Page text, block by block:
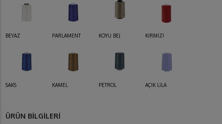
BEYAZ PARLAMENT KOYU BEJ KIRMIZI
SAKS KAMEL PETROL AÇIK LİLA
ÜRÜN BİLGİLERİ